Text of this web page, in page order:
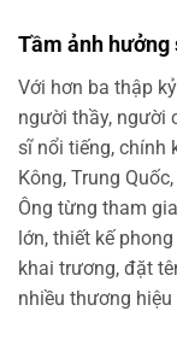
Tầm ảnh hưởng
Với hơn ba thập
người thầy, người
sĩ nổi tiếng, chính
Kông, Trung
Ông từng tham
lớn, thiết kế
khai trương, đặt
nhiều thương